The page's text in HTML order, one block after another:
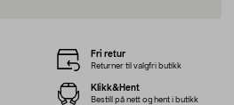
Fri retur
Returner til valgfri butikk
Klikk&Hent
Bestill på nett og hent i butikk